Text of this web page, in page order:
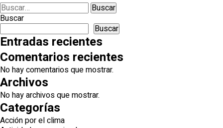
Buscar:
Buscar
Buscar
Entradas recientes
Comentarios recientes
No hay comentarios que mostrar.
Archivos
No hay archivos que mostrar.
Categorías
Acción por el clima